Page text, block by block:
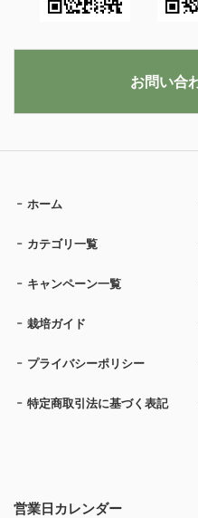
営業日カレンダー
ホーム
カテゴリ一覧
キャンペーン一覧
栽培ガイド
プライバシーポリシー
特定商取引法に基づく表記
お問い合